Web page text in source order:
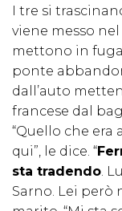
I tre si
viene messo
mettono in
ponte
dall’auto
francese dal
“Quello che era
qui”, le dice. “
sta tradendo.
Sarno. Lei però